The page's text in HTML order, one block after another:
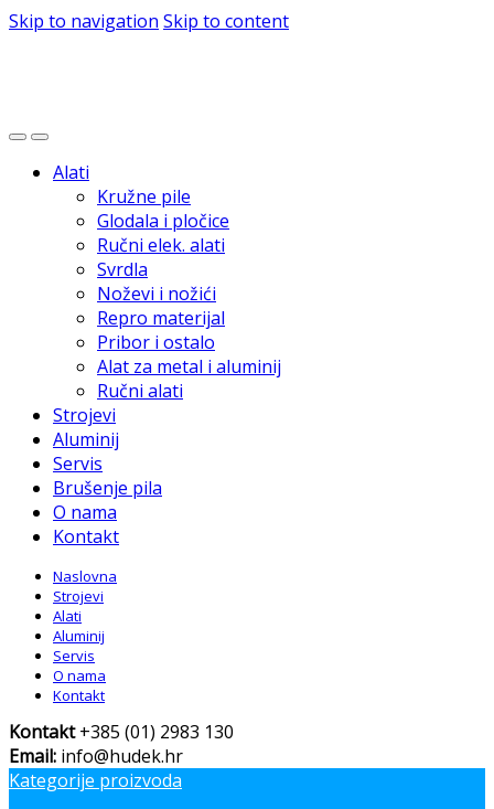
Skip to navigation Skip to content
Alati
Kružne pile
Glodala i pločice
Ručni elek. alati
Svrdla
Noževi i nožići
Repro materijal
Pribor i ostalo
Alat za metal i aluminij
Ručni alati
Strojevi
Aluminij
Servis
Brušenje pila
O nama
Kontakt
Naslovna
Strojevi
Alati
Aluminij
Servis
O nama
Kontakt
Kontakt+385 (01) 2983 130
Email: info@hudek.hr
Kategorije proizvoda